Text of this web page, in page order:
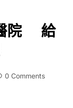
院 給
0 Comments